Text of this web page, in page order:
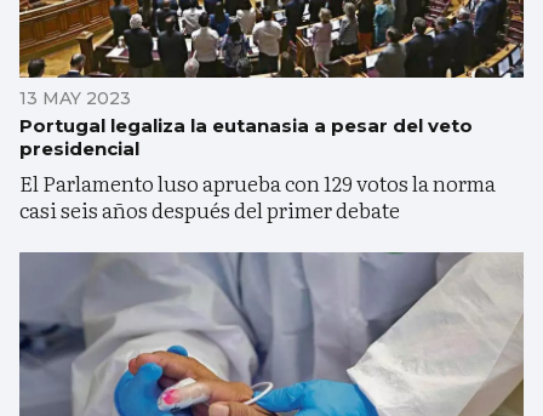
13 MAY 2023
Portugal legaliza la eutanasia a pesar del veto
presidencial
El Parlamento luso aprueba con 129 votos la norma
casi seis años después del primer debate